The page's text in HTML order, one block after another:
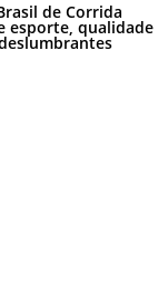
de Corrida
esporte, qualidade